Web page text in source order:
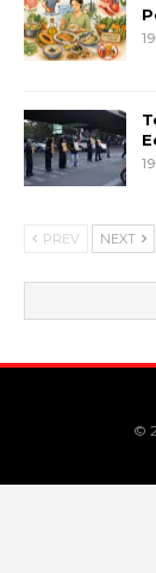
PREV NEXT
©